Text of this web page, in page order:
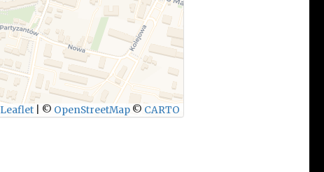
Leaflet © OpenStreetMap © CARTO